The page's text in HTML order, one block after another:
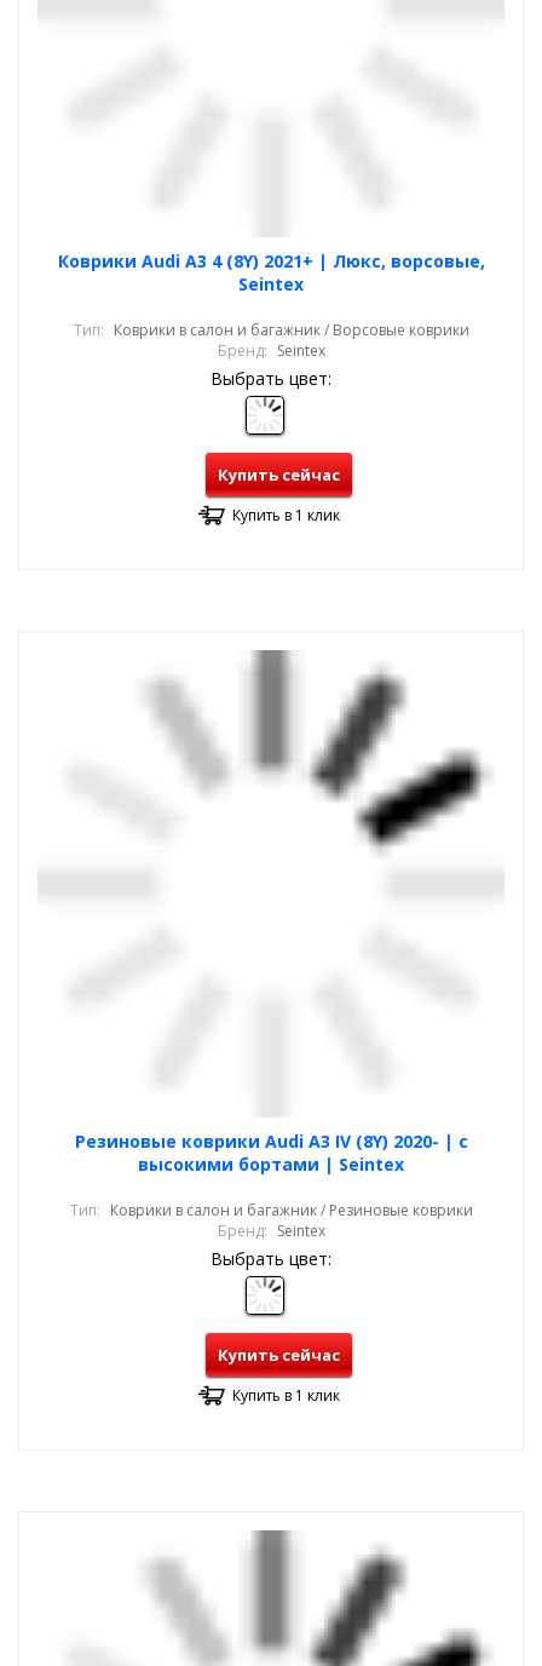
Коврики Audi A3 4 (8Y) 2021+ | Люкс, ворсовые,
Seintex
Тип: Коврики в салон и багажник / Ворсовые коврики
Бренд: Seintex
Выбрать цвет:
Купить сейчас
Купить в 1 клик
Резиновые коврики Audi A3 IV (8Y) 2020- | с
высокими бортами | Seintex
Тип: Коврики в салон и багажник / Резиновые коврики
Бренд: Seintex
Выбрать цвет:
Купить сейчас
Купить в 1 клик